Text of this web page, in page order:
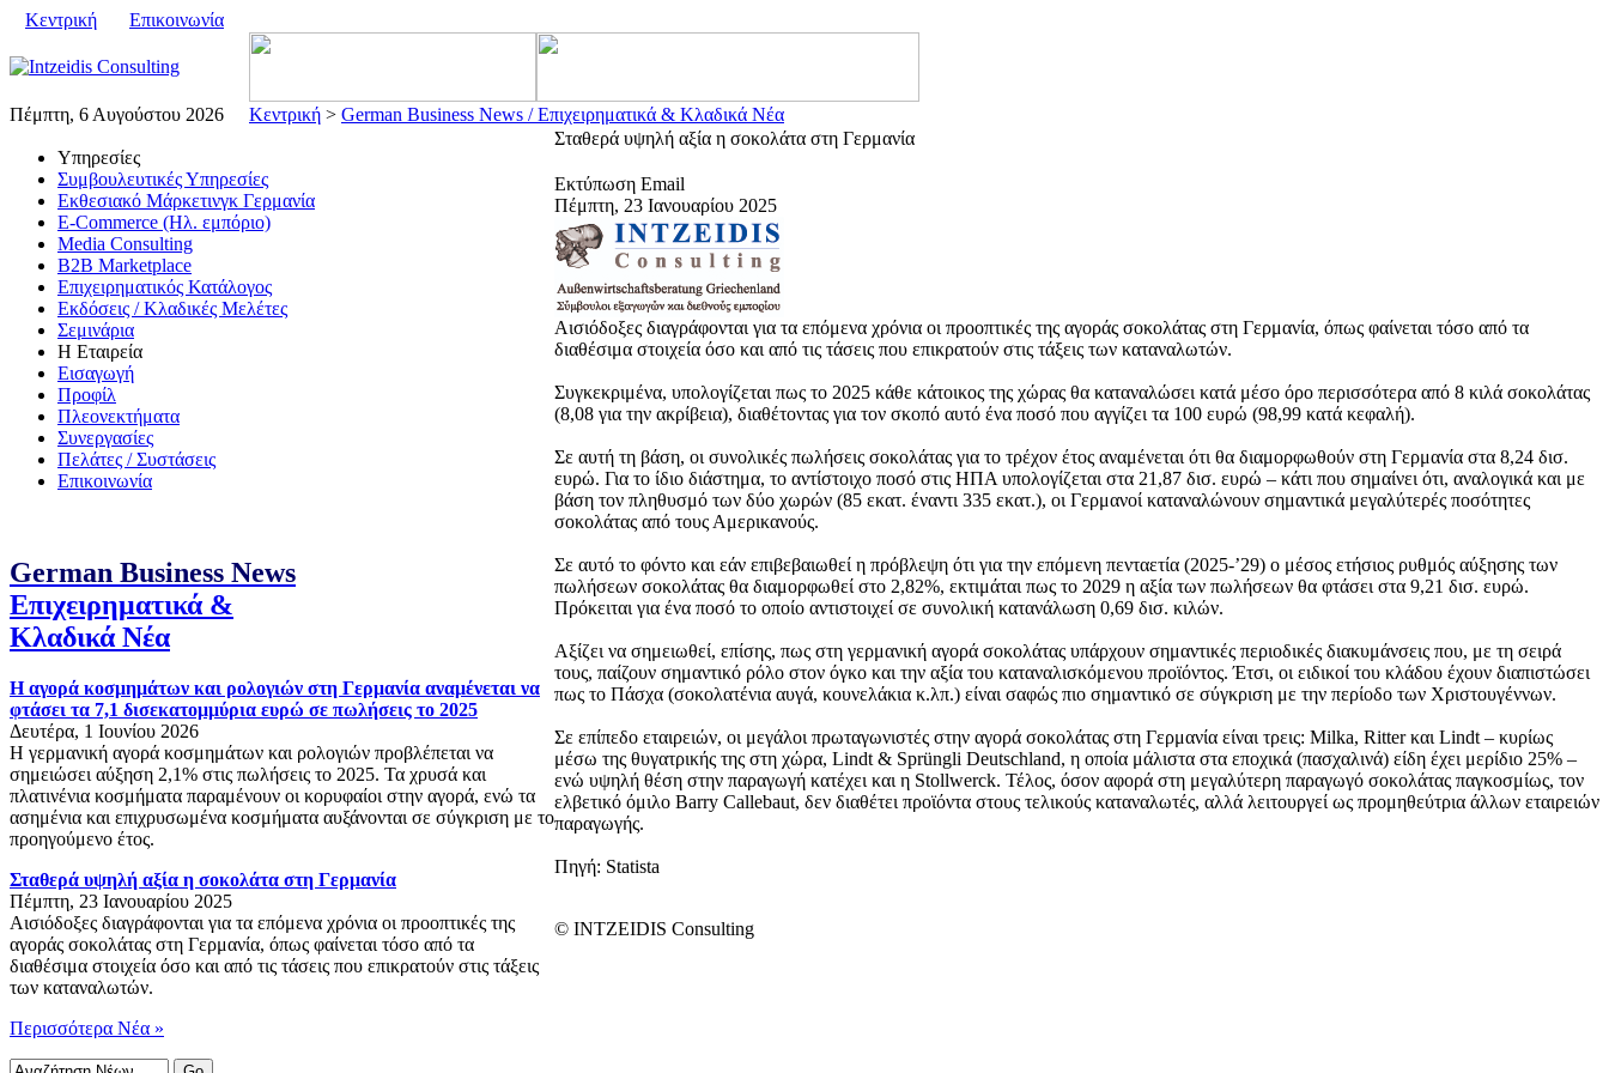
Κεντρική Επικοινωνία
Πέμπτη, 6 Αυγούστου 2026 Κεντρική > German Business News / Επιχειρηματικά & Κλαδικά Νέα
Υπηρεσίες
Συμβουλευτικές Υπηρεσίες
Εκθεσιακό Μάρκετινγκ Γερμανία
E-Commerce (Ηλ. εμπόριο)
Media Consulting
B2B Marketplace
Επιχειρηματικός Κατάλογος
Εκδόσεις / Κλαδικές Μελέτες
Σεμινάρια
Η Εταιρεία
Εισαγωγή
Προφίλ
Πλεονεκτήματα
Συνεργασίες
Πελάτες / Συστάσεις
Επικοινωνία
German Business News
Επιχειρηματικά &
Κλαδικά Νέα
Η αγορά κοσμημάτων και ρολογιών στη Γερμανία αναμένεται να
φτάσει τα 7,1 δισεκατομμύρια ευρώ σε πωλήσεις το 2025
Δευτέρα, 1 Ιουνίου 2026
Η γερμανική αγορά κοσμημάτων και ρολογιών προβλέπεται να
σημειώσει αύξηση 2,1% στις πωλήσεις το 2025. Τα χρυσά και
πλατινένια κοσμήματα παραμένουν οι κορυφαίοι στην αγορά, ενώ τα
ασημένια και επιχρυσωμένα κοσμήματα αυξάνονται σε σύγκριση με το
προηγούμενο έτος.
Σταθερά υψηλή αξία η σοκολάτα στη Γερμανία
Πέμπτη, 23 Ιανουαρίου 2025
Αισιόδοξες διαγράφονται για τα επόμενα χρόνια οι προοπτικές της
αγοράς σοκολάτας στη Γερμανία, όπως φαίνεται τόσο από τα
διαθέσιμα στοιχεία όσο και από τις τάσεις που επικρατούν στις τάξεις
των καταναλωτών.
Περισσότερα Νέα »
Σταθερά υψηλή αξία η σοκολάτα στη Γερμανία
Εκτύπωση Email
Πέμπτη, 23 Ιανουαρίου 2025
Αισιόδοξες διαγράφονται για τα επόμενα χρόνια οι προοπτικές της αγοράς σοκολάτας στη Γερμανία, όπως φαίνεται τόσο από τα
διαθέσιμα στοιχεία όσο και από τις τάσεις που επικρατούν στις τάξεις των καταναλωτών.
Συγκεκριμένα, υπολογίζεται πως το 2025 κάθε κάτοικος της χώρας θα καταναλώσει κατά μέσο όρο περισσότερα από 8 κιλά σοκολάτας
(8,08 για την ακρίβεια), διαθέτοντας για τον σκοπό αυτό ένα ποσό που αγγίζει τα 100 ευρώ (98,99 κατά κεφαλή).
Σε αυτή τη βάση, οι συνολικές πωλήσεις σοκολάτας για το τρέχον έτος αναμένεται ότι θα διαμορφωθούν στη Γερμανία στα 8,24 δισ.
ευρώ. Για το ίδιο διάστημα, το αντίστοιχο ποσό στις ΗΠΑ υπολογίζεται στα 21,87 δισ. ευρώ – κάτι που σημαίνει ότι, αναλογικά και με
βάση τον πληθυσμό των δύο χωρών (85 εκατ. έναντι 335 εκατ.), οι Γερμανοί καταναλώνουν σημαντικά μεγαλύτερές ποσότητες
σοκολάτας από τους Αμερικανούς.
Σε αυτό το φόντο και εάν επιβεβαιωθεί η πρόβλεψη ότι για την επόμενη πενταετία (2025-’29) ο μέσος ετήσιος ρυθμός αύξησης των
πωλήσεων σοκολάτας θα διαμορφωθεί στο 2,82%, εκτιμάται πως το 2029 η αξία των πωλήσεων θα φτάσει στα 9,21 δισ. ευρώ.
Πρόκειται για ένα ποσό το οποίο αντιστοιχεί σε συνολική κατανάλωση 0,69 δισ. κιλών.
Αξίζει να σημειωθεί, επίσης, πως στη γερμανική αγορά σοκολάτας υπάρχουν σημαντικές περιοδικές διακυμάνσεις που, με τη σειρά
τους, παίζουν σημαντικό ρόλο στον όγκο και την αξία του καταναλισκόμενου προϊόντος. Έτσι, οι ειδικοί του κλάδου έχουν διαπιστώσει
πως το Πάσχα (σοκολατένια αυγά, κουνελάκια κ.λπ.) είναι σαφώς πιο σημαντικό σε σύγκριση με την περίοδο των Χριστουγέννων.
Σε επίπεδο εταιρειών, οι μεγάλοι πρωταγωνιστές στην αγορά σοκολάτας στη Γερμανία είναι τρεις: Milka, Ritter και Lindt – κυρίως
μέσω της θυγατρικής της στη χώρα, Lindt & Sprüngli Deutschland, η οποία μάλιστα στα εποχικά (πασχαλινά) είδη έχει μερίδιο 25% –
ενώ υψηλή θέση στην παραγωγή κατέχει και η Stollwerck. Τέλος, όσον αφορά στη μεγαλύτερη παραγωγό σοκολάτας παγκοσμίως, τον
ελβετικό όμιλο Barry Callebaut, δεν διαθέτει προϊόντα στους τελικούς καταναλωτές, αλλά λειτουργεί ως προμηθεύτρια άλλων εταιρειών
παραγωγής.
Πηγή: Statista
© INTZEIDIS Consulting